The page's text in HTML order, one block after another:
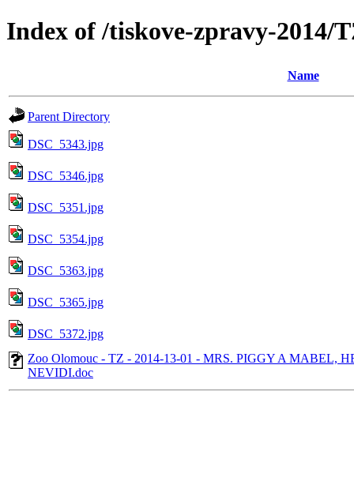
Index of /tiskove-zpravy-2014/
Name
Parent Directory
DSC_5343.jpg
DSC_5346.jpg
DSC_5351.jpg
DSC_5354.jpg
DSC_5363.jpg
DSC_5365.jpg
DSC_5372.jpg
Zoo Olomouc - TZ - 2014-13-01 - MRS. PIGGY A MABEL,
NEVIDI.doc